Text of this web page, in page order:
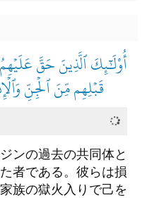
أُوْلَٰٓئِكَ ٱلَّذِينَ حَقَّ
قَبۡلِهِم مِّنَ ٱلۡجِنِّ
ンの過去の共同体と
者である。彼らは損
族の獄火入りで己を